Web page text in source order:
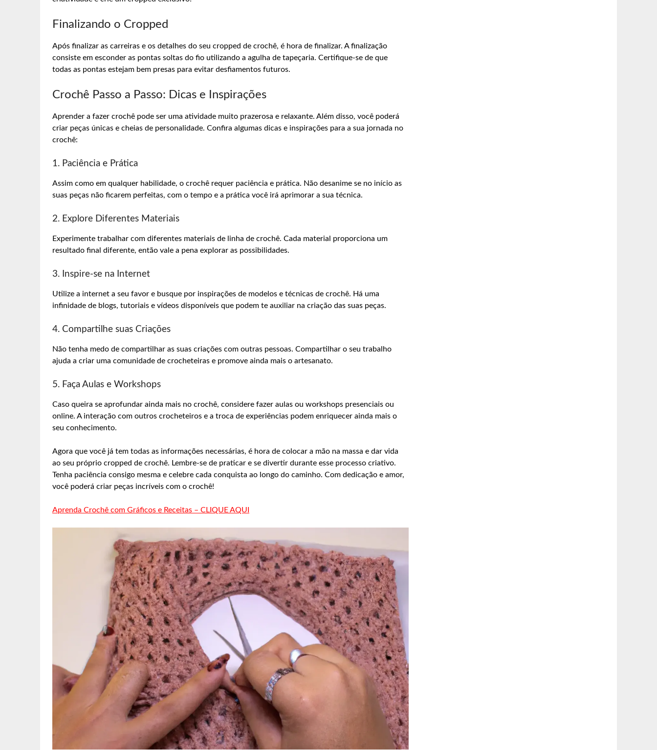
Finalizando o Cropped
Após finalizar as carreiras e os detalhes do seu cropped de crochê, é hora de finalizar. A finalização
consiste em esconder as pontas soltas do fio utilizando a agulha de tapeçaria. Certifique-se de que
todas as pontas estejam bem presas para evitar desfiamentos futuros.
Crochê Passo a Passo: Dicas e Inspirações
Aprender a fazer crochê pode ser uma atividade muito prazerosa e relaxante. Além disso, você poderá
criar peças únicas e cheias de personalidade. Confira algumas dicas e inspirações para a sua jornada no
crochê:
1. Paciência e Prática
Assim como em qualquer habilidade, o crochê requer paciência e prática. Não desanime se no início as
suas peças não ficarem perfeitas, com o tempo e a prática você irá aprimorar a sua técnica.
2. Explore Diferentes Materiais
Experimente trabalhar com diferentes materiais de linha de crochê. Cada material proporciona um
resultado final diferente, então vale a pena explorar as possibilidades.
3. Inspire-se na Internet
Utilize a internet a seu favor e busque por inspirações de modelos e técnicas de crochê. Há uma
infinidade de blogs, tutoriais e vídeos disponíveis que podem te auxiliar na criação das suas peças.
4. Compartilhe suas Criações
Não tenha medo de compartilhar as suas criações com outras pessoas. Compartilhar o seu trabalho
ajuda a criar uma comunidade de crocheteiras e promove ainda mais o artesanato.
5. Faça Aulas e Workshops
Caso queira se aprofundar ainda mais no crochê, considere fazer aulas ou workshops presenciais ou
online. A interação com outros crocheteiros e a troca de experiências podem enriquecer ainda mais o
seu conhecimento.
Agora que você já tem todas as informações necessárias, é hora de colocar a mão na massa e dar vida
ao seu próprio cropped de crochê. Lembre-se de praticar e se divertir durante esse processo criativo.
Tenha paciência consigo mesma e celebre cada conquista ao longo do caminho. Com dedicação e amor,
você poderá criar peças incríveis com o crochê!
Aprenda Crochê com Gráficos e Receitas – CLIQUE AQUI